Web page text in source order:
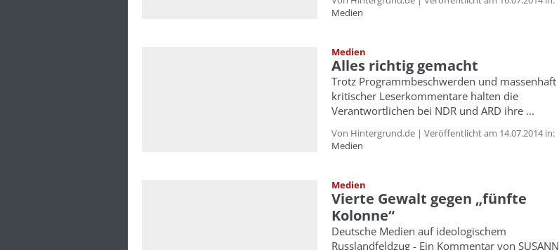
Medien
Medien
Alles richtig gemacht
Trotz Programmbeschwerden und massenhaft
kritischer Leserkommentare halten die
Verantwortlichen bei NDR und ARD ihre ...
Von Hintergrund.de | Veröffentlicht am 14.07.2014 in:
Medien
Medien
Vierte Gewalt gegen „fünfte
Kolonne“
Deutsche Medien auf ideologischem
Russlandfeldzug - Ein Kommentar von SUSANN